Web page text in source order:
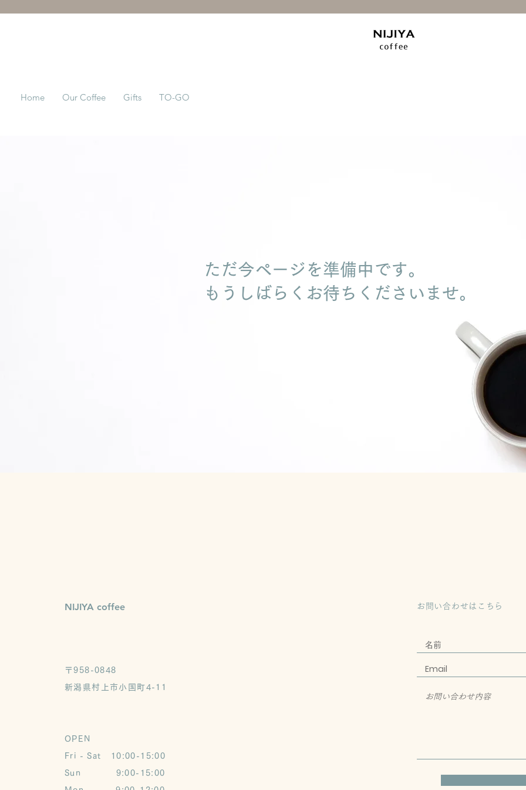
Home Our Coffee Gifts TO-GO
ただ今ページを準備中です。
もうしばらくお待ちくださいませ。
NIJIYA coffee
〒958-0848
​新潟県村上市小国町4-11
OPEN
Fri - Sat 10:00-15:00
Sun 9:00-15:00
お問い合わせはこちら